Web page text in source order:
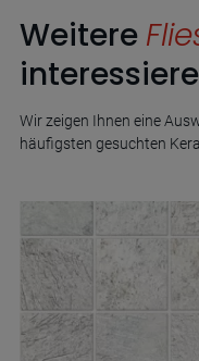
Weitere
Wir zeigen Ihnen eine
häufigsten gesuchten